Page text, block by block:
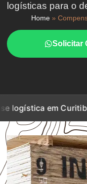
logísticas para o
Home »
Solicitar
Curitiba, PR